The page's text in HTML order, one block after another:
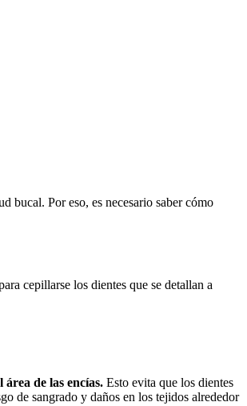
bucal. Por eso, es necesario⁢ saber cómo
cepillarse los dientes que se detallan a
de las⁢ encías. Esto evita⁣ que los dientes
de ‌sangrado y ​daños en​ los tejidos alrededor